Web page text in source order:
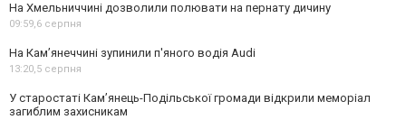
На Хмельниччині дозволили полювати на пернату дичину
09:59,6 серпня
На Камʼянеччині зупинили п'яного водія Audi
13:20,5 серпня
У старостаті Кам’янець-Подільської громади відкрили меморіал
загиблим захисникам